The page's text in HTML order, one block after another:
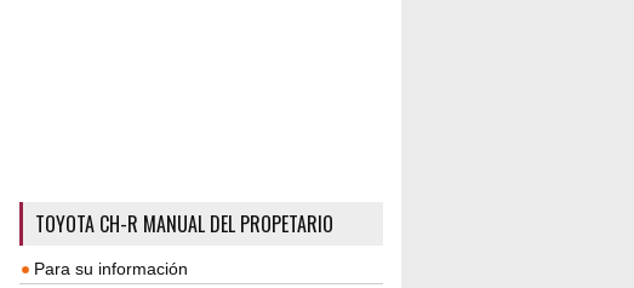
TOYOTA CH-R MANUAL DEL PROPETARIO
Para su información